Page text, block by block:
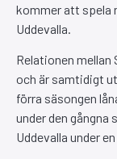
kommer att spela
Uddevalla.
Relationen
och är samtidigt
förra säsongen
under den gångna
Uddevalla under